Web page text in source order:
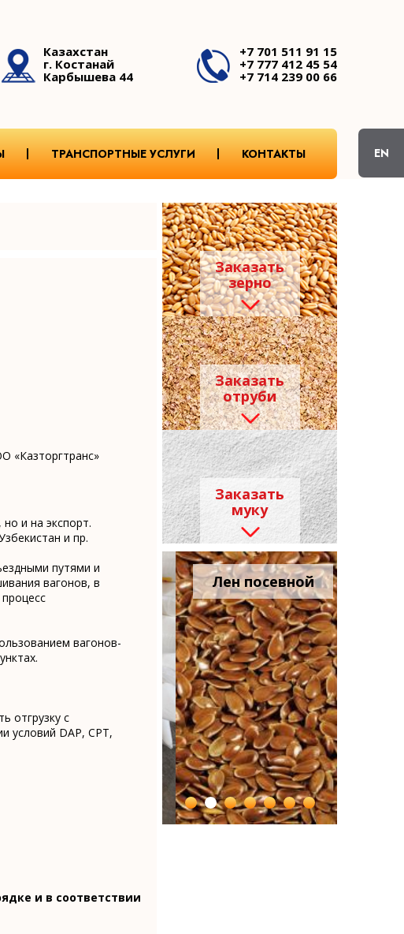
Казахстан
г. Костанай
Карбышева 44
+7 701 511 91 15
+7 777 412 45 54
+7 714 239 00 66
ТРАНСПОРТНЫЕ УСЛУГИ КОНТАКТЫ
«Казторгтранс»
и на экспорт.
и пр.
путями и
вагонов, в
вагонов-
отгрузку с
условий DAP, CPT,
и в соответствии
Заказать
зерно
Заказать
отруби
Заказать
муку
Мука в
мешках
Лен посевной
EN